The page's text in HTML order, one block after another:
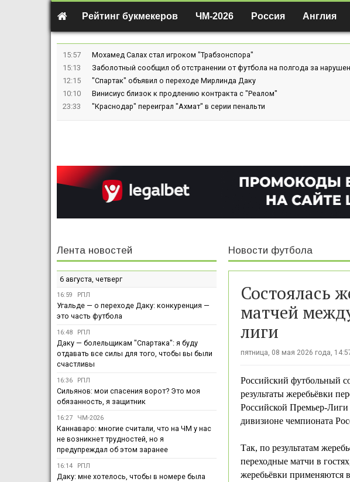
Рейтинг букмекеров ЧМ-2026 Россия Англия
15:57
Мохамед Салах стал игроком "Трабзонспора"
15:13
Заболотный сообщил об отстранении от футбола на полгода за
12:15
"Спартак" объявил о переходе Мирлинда Даку
10:10
Винисиус близок к продлению контракта с "Реалом"
23:33
"Краснодар" переиграл "Ахмат" в серии пенальти
Новости футбола
Состоялась
матчей
лиги
пятница, 08 мая 2026 года,
Российский футбольный
результаты жеребьёвки
Российской Премьер-Лиги
дивизионе чемпионата
Так, по результатам
переходные матчи в
жеребьёвки
Лента новостей
6 августа, четверг
16:59 РПЛ
Угальде — о переходе Даку: конкуренция —
это часть футбола
16:48 РПЛ
Даку — болельщикам "Спартака": я буду
отдавать все силы для того, чтобы вы были
счастливы
16:36 РПЛ
Сильянов: мои спасения ворот? Это моя
обязанность, я защитник
16:27 ЧМ-2026
Каннаваро: многие считали, что на ЧМ у нас
не возникнет трудностей, но я
предупреждал об этом заранее
16:14 РПЛ
Даку: мне хотелось, чтобы в номере была